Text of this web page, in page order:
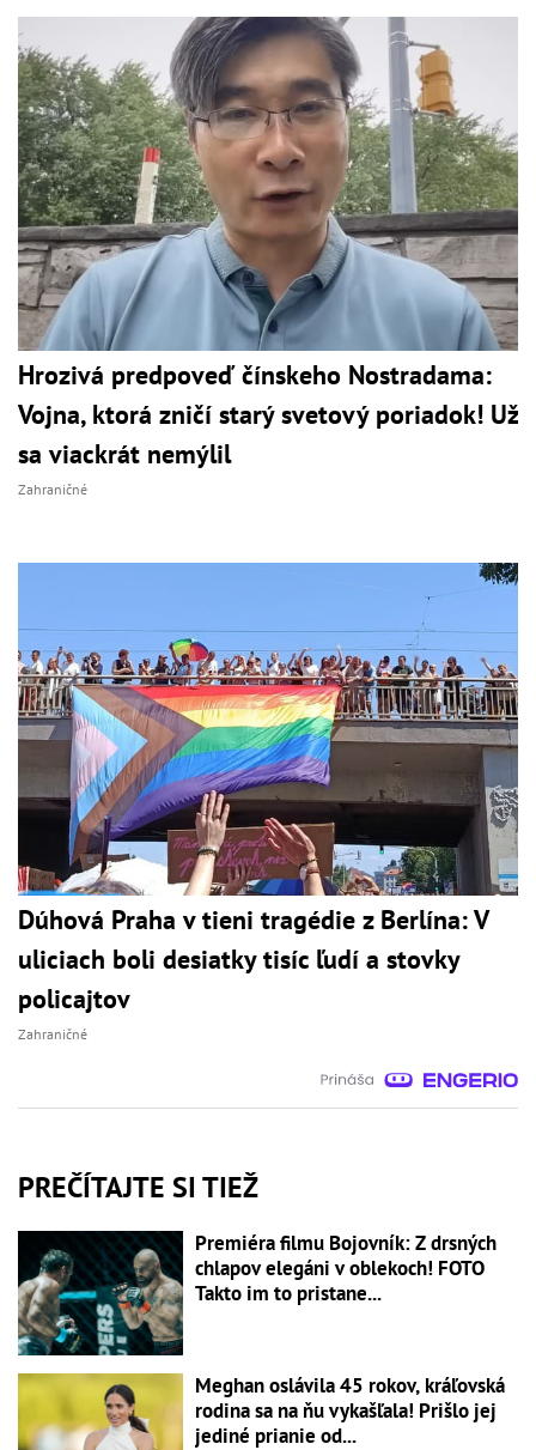
Hrozivá predpoveď čínskeho Nostradama:
Vojna, ktorá zničí starý svetový poriadok! Už
sa viackrát nemýlil
Zahraničné
Dúhová Praha v tieni tragédie z Berlína: V
uliciach boli desiatky tisíc ľudí a stovky
policajtov
Zahraničné
PREČÍTAJTE SI TIEŽ
Premiéra filmu Bojovník: Z drsných
chlapov elegáni v oblekoch! FOTO
Takto im to pristane...
Meghan oslávila 45 rokov, kráľovská
rodina sa na ňu vykašľala! Prišlo jej
jediné prianie od...